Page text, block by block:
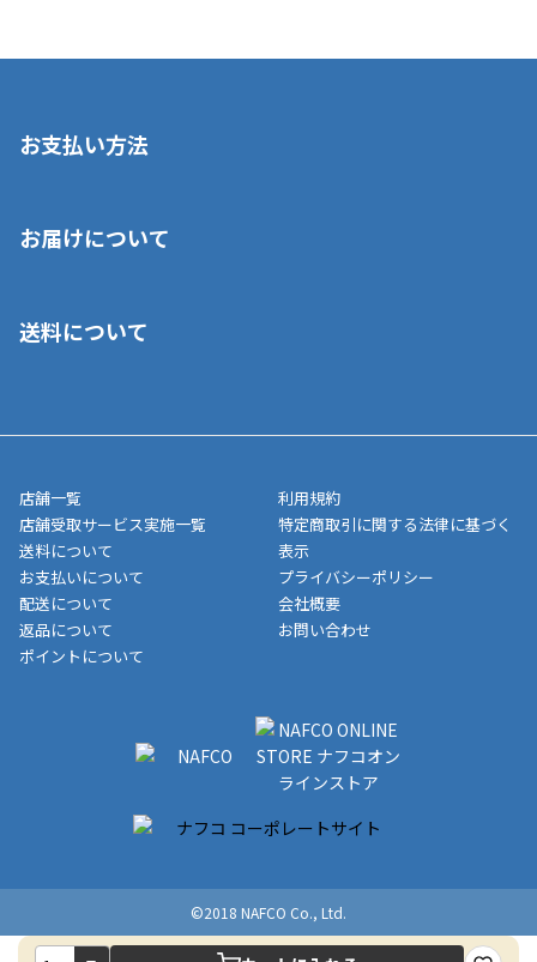
お支払い方法
いいただくことはできません。ご了承ください。
■代金引換(代引)※手数料がかかります
■商品によっては一部決済方法が使用できない場合がございま
す。
お届けについて
ご注文が確認出来次第、1～4営業日に発送いたします。「お取り
業日にてお引渡しとなります。(離島などの場合、例外もあります)
メーカー直送品など一部商品については、その他商品との購入に
制限がかかる場合がございます。また発送日についても、通常と
異なる場合がございます。対象商品の説明ページをご確認くださ
い。
■店舗受取をご選択いただいた場合
ご注文が確認出来次第、お受取される店舗在庫を使用してご準備
をさせていただきます。店舗に在庫がない場合は店舗よりお取り
いただく場合がございます。店舗準備でのお渡しとなる為、商品
のみの受け渡しとなります。（箱や納品書は付属しておりませ
ん）店舗で準備が出来次第、メールにてご連絡させていただきま
送料について
店舗一覧
店舗受取サービス実施一覧
送料について
お支払いについて
配送について
返品について
ポイントについて
利用規約
特定商取引に関する法律に基づく
表示
プライバシーポリシー
会社概要
お問い合わせ
©2018 NAFCO Co., Ltd.